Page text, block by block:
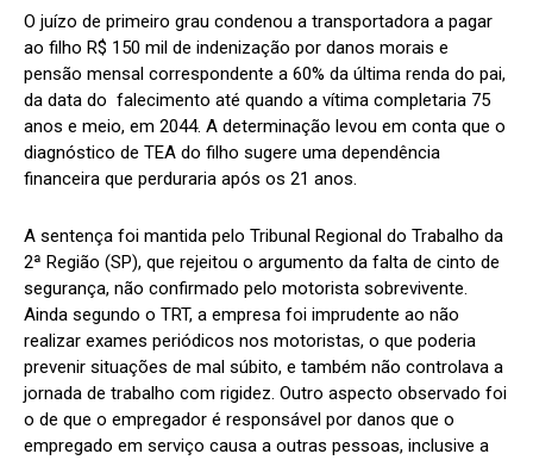
O juízo de primeiro grau condenou a transportadora a pagar
ao filho R$ 150 mil de indenização por danos morais e
pensão mensal correspondente a 60% da última renda do pai,
da data do falecimento até quando a vítima completaria 75
anos e meio, em 2044. A determinação levou em conta que o
diagnóstico de TEA do filho sugere uma dependência
financeira que perduraria após os 21 anos.
A sentença foi mantida pelo Tribunal Regional do Trabalho da
2ª Região (SP), que rejeitou o argumento da falta de cinto de
segurança, não confirmado pelo motorista sobrevivente.
Ainda segundo o TRT, a empresa foi imprudente ao não
realizar exames periódicos nos motoristas, o que poderia
prevenir situações de mal súbito, e também não controlava a
jornada de trabalho com rigidez. Outro aspecto observado foi
o de que o empregador é responsável por danos que o
empregado em serviço causa a outras pessoas, inclusive a